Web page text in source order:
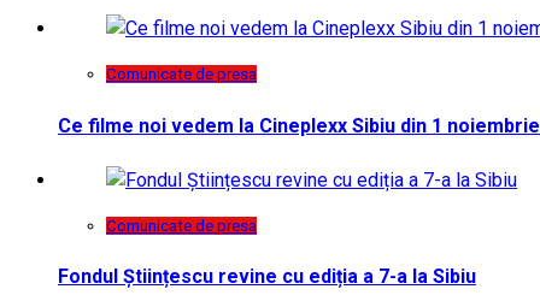
Comunicate de presa
Ce filme noi vedem la Cineplexx Sibiu din 1 noiembrie
Comunicate de presa
Fondul Științescu revine cu ediția a 7-a la Sibiu